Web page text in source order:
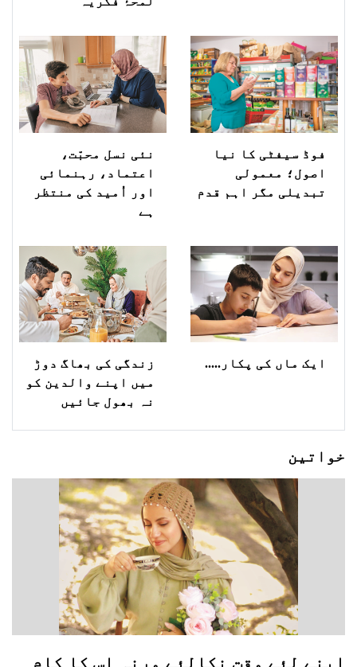
فوڈ سیفٹی کا نیا
اصول؛ معمولی
تبدیلی مگر اہم قدم
نئی نسل محبّت،
اعتماد، رہنمائی
اور اُمید کی منتظر
ہے
ایک ماں کی پکار.....
زندگی کی بھاگ دوڑ
میں اپنے والدین کو
نہ بھول جائیں
خواتین
اپنے لئے وقت نکالئے ورنہ اس کا کام